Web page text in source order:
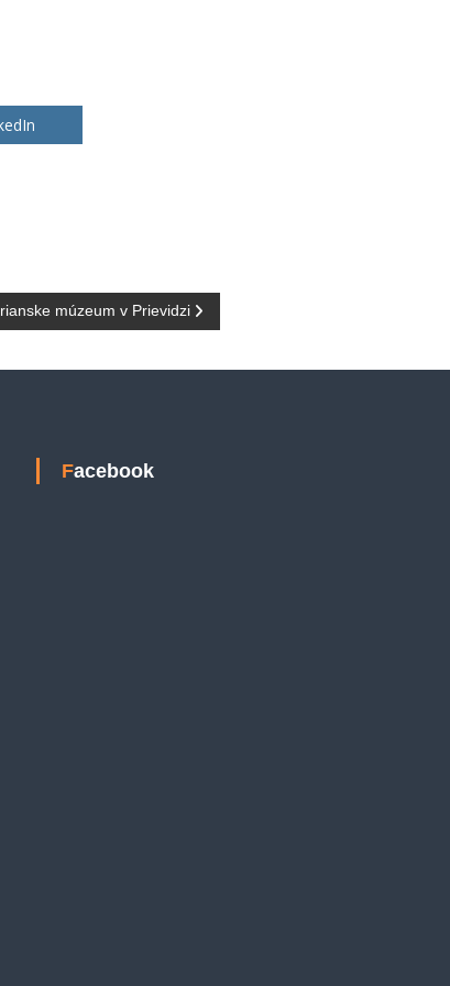
múzeum v Prievidzi
Facebook